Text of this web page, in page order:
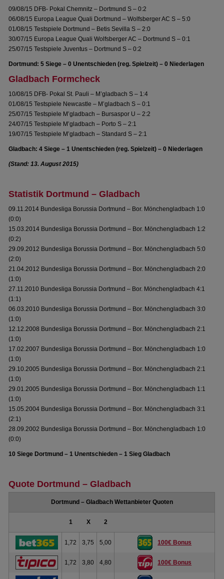
09/08/15 DFB- Pokal Chemnitz – Dortmund S – 0:2
06/08/15 Europa League Quali Dortmund – Wolfsberger AC S – 5:0
01/08/15 Testspiele Dortmund – Betis Sevilla S – 2:0
30/07/15 Europa League Quali Wolfsberger AC – Dortmund S – 0:1
25/07/15 Testspiele Juventus – Dortmund S – 0:2
Dortmund: 5 Siege – 0 Unentschieden (reg. Spielzeit) – 0 Niederlagen
Gladbach Formcheck
10/08/15 DFB- Pokal St. Pauli – M’gladbach S – 1:4
01/08/15 Testspiele Newcastle – M’gladbach S – 0:1
25/07/15 Testspiele M’gladbach – Bursaspor U – 2:2
24/07/15 Testspiele M’gladbach – Porto S – 2:1
19/07/15 Testspiele M’gladbach – Standard S – 2:1
Gladbach: 4 Siege – 1 Unentschieden (reg. Spielzeit) – 0 Niederlagen
(Stand: 13. August 2015)
Statistik Dortmund – Gladbach
09.11.2014 Bundesliga Borussia Dortmund – Bor. Mönchengladbach 1:0
(0:0)
15.03.2014 Bundesliga Borussia Dortmund – Bor. Mönchengladbach 1:2
(0:2)
29.09.2012 Bundesliga Borussia Dortmund – Bor. Mönchengladbach 5:0
(2:0)
21.04.2012 Bundesliga Borussia Dortmund – Bor. Mönchengladbach 2:0
(1:0)
27.11.2010 Bundesliga Borussia Dortmund – Bor. Mönchengladbach 4:1
(1:1)
06.03.2010 Bundesliga Borussia Dortmund – Bor. Mönchengladbach 3:0
(1:0)
12.12.2008 Bundesliga Borussia Dortmund – Bor. Mönchengladbach 2:1
(1:0)
17.02.2007 Bundesliga Borussia Dortmund – Bor. Mönchengladbach 1:0
(1:0)
29.10.2005 Bundesliga Borussia Dortmund – Bor. Mönchengladbach 2:1
(1:0)
29.01.2005 Bundesliga Borussia Dortmund – Bor. Mönchengladbach 1:1
(1:0)
15.05.2004 Bundesliga Borussia Dortmund – Bor. Mönchengladbach 3:1
(2:1)
28.09.2002 Bundesliga Borussia Dortmund – Bor. Mönchengladbach 1:0
(0:0)
10 Siege Dortmund – 1 Unentschieden – 1 Sieg Gladbach
Quote Dortmund – Gladbach
Dortmund – Gladbach Wettanbieter Quoten
1 X 2
1,72 3,75 5,00 100€ Bonus
1,72 3,80 4,80 100€ Bonus